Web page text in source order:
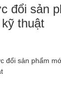
đổi sản
thuật
đổi sản phẩm